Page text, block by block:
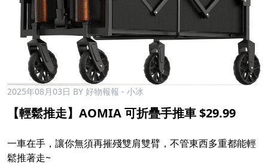
2025年08月03日 BY 好物報報 - 小冰
【輕鬆推走】AOMIA 可折疊手推車 $29.99
一車在手，讓你無須再摧殘雙肩雙臂，不管東西多重都能輕
鬆推著走~